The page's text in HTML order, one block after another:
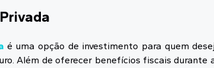
é uma opção de investimento para quem
Além de oferecer benefícios fiscais durante